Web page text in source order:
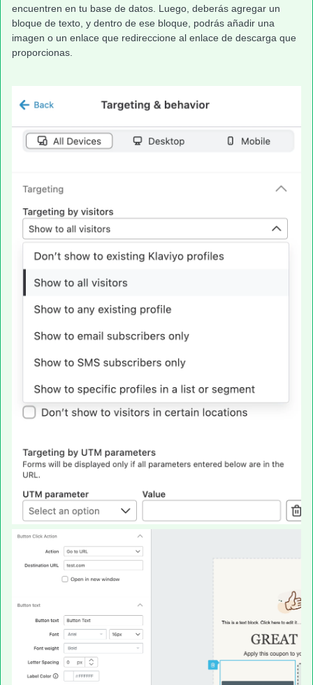
encuentren en tu base de datos. Luego, deberás agregar un
bloque de texto, y dentro de ese bloque, podrás añadir una
imagen o un enlace que redireccione al enlace de descarga que
proporcionas.